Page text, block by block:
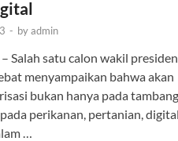
- byadmin
Salah satu calon wakil presiden
menyampaikan bahwa akan
bukan hanya pada tambang
perikanan, pertanian,
…